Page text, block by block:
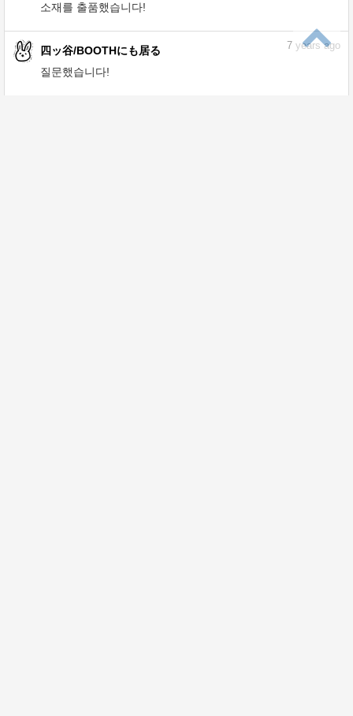
소재를 출품했습니다!
四ッ谷/BOOTHにも居る
질문했습니다!
7 years ago